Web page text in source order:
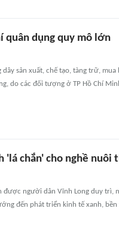
quân dụng quy mô lớn
sản xuất, chế tạo, tàng trữ, mua
do các đối tượng ở TP Hồ Chí
'lá chắn' cho nghề nuôi
người dân Vĩnh Long duy trì,
đến phát triển kinh tế xanh, bền